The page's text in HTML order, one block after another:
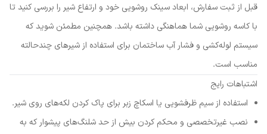
قبل از ثبت سفارش، ابعاد سینک روشویی خود و ارتفاع شیر را بررسی کنید تا
با کاسه روشویی شما هماهنگی داشته باشد. همچنین مطمئن شوید که
سیستم لوله‌کشی و فشار آب ساختمان برای استفاده از شیرهای چندحالته
مناسب است.
اشتباهات رایج
استفاده از سیم ظرفشویی یا اسکاچ زبر برای پاک کردن لکه‌های روی شیر.
نصب غیرتخصصی و محکم کردن بیش از حد شلنگ‌های پیشوار که به